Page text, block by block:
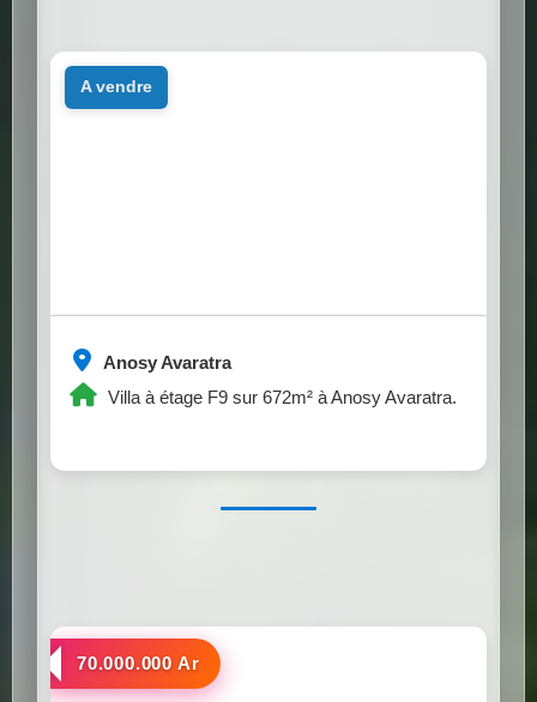
Anosy Avaratra
Villa à étage F9 sur 672m² à Anosy Avaratra.
a vendre
a vendre
70.000.000 Ar